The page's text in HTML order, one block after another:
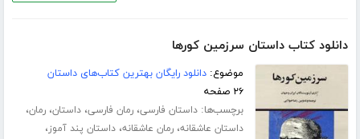
دانلود کتاب داستان سرزمین کورها
موضوع:دانلود رایگان بهترین کتاب‌های داستان
۲۶ صفحه
برچسب‌ها:داستان فارسی،رمان فارسی،داستان،رمان،
داستان عاشقانه،رمان عاشقانه،داستان پند آموز،